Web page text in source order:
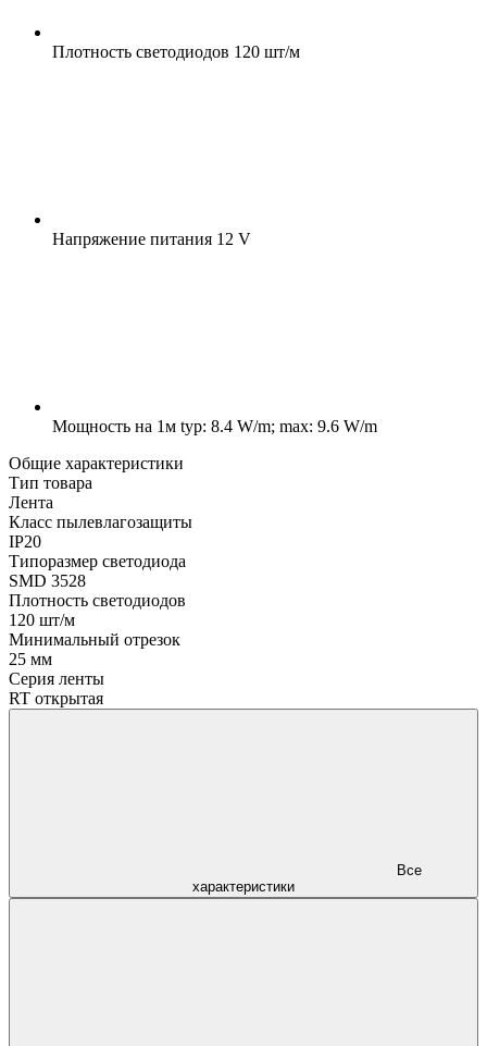
Плотность светодиодов 120 шт/м
Напряжение питания 12 V
Мощность на 1м typ: 8.4 W/m; max: 9.6 W/m
Общие характеристики
Тип товара
Лента
Класс пылевлагозащиты
IP20
Типоразмер светодиода
SMD 3528
Плотность светодиодов
120 шт/м
Минимальный отрезок
25 мм
Серия ленты
RT открытая
характеристики